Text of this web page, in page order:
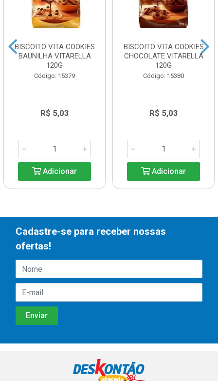
BISCOITO VITA COOKIES
BAUNILHA VITARELLA
120G
Código: 15379
R$ 5,03
Adicionar
BISCOITO VITA COOKIES
CHOCOLATE VITARELLA
120G
Código: 15380
R$ 5,03
Adicionar
Cadastre-se para receber nossas
ofertas!